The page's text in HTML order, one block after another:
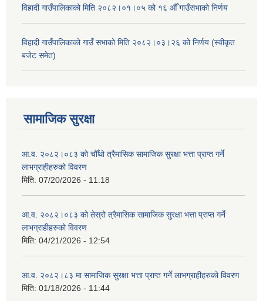
विहादी गाउँपालिकाको मिति २०८२।०१।०५ को १६ औँ गाउँसभाको निर्णय
विहादी गाउँपालिकाको गाउँ सभाको मिति २०८२।०३।२६ को निर्णय (स्वीकृत
बजेट समेत)
सामाजिक सुरक्षा
आ.व. २०८२।०८३ को चौँथो त्रैमासिक सामाजिक सुरक्षा भत्ता प्राप्त गर्ने
लाभग्राहीहरुको विवरण
मिति: 07/20/2026 - 11:18
आ.व. २०८२।०८३ को तेस्रो त्रैमासिक सामाजिक सुरक्षा भत्ता प्राप्त गर्ने
लाभग्राहीहरुको विवरण
मिति: 04/21/2026 - 12:54
आ.व. २०८२।८३ मा सामाजिक सुरक्षा भत्ता प्राप्त गर्ने लाभग्राहीहरुको विवरण
मिति: 01/18/2026 - 11:44